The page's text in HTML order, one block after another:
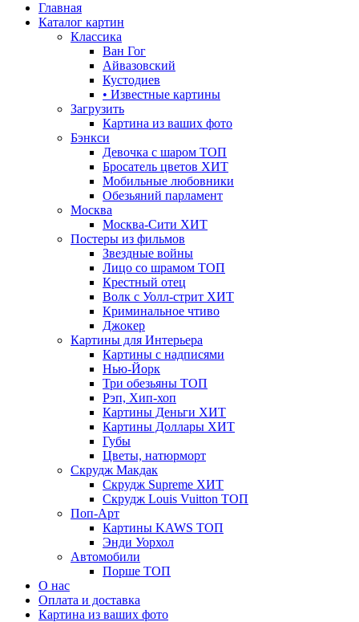
Главная
Каталог картин
Классика
Ван Гог
Айвазовский
Кустодиев
• Известные картины
Загрузить
Картина из ваших фото
Бэнкси
Девочка с шаром ТОП
Бросатель цветов ХИТ
Мобильные любовники
Обезьяний парламент
Москва
Москва-Сити ХИТ
Постеры из фильмов
Звездные войны
Лицо со шрамом ТОП
Крестный отец
Волк с Уолл-стрит ХИТ
Криминальное чтиво
Джокер
Картины для Интерьера
Картины с надписями
Нью-Йорк
Три обезьяны ТОП
Рэп, Хип-хоп
Картины Деньги ХИТ
Картины Доллары ХИТ
Губы
Цветы, натюрморт
Скрудж Макдак
Скрудж Supreme ХИТ
Скрудж Louis Vuitton ТОП
Поп-Арт
Картины KAWS ТОП
Энди Уорхол
Автомобили
Порше ТОП
О нас
Оплата и доставка
Картина из ваших фото